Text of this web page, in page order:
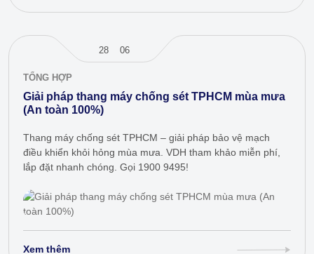
28 06
TỔNG HỢP
Giải pháp thang máy chống sét TPHCM mùa mưa
(An toàn 100%)
Thang máy chống sét TPHCM – giải pháp bảo vệ mạch
điều khiển khỏi hỏng mùa mưa. VDH tham khảo miễn phí,
lắp đặt nhanh chóng. Gọi 1900 9495!
Xem thêm